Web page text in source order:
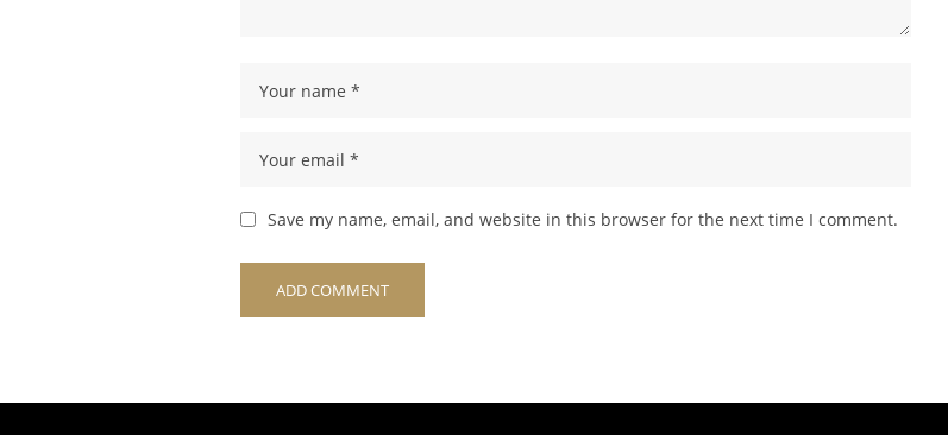
Save my name, email, and website in this browser for the next time I comment.